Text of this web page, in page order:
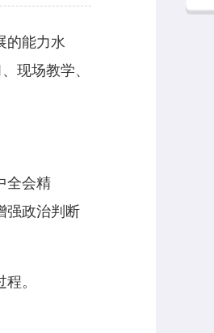
的能力水
现场教学、
全会精
强政治判断
。